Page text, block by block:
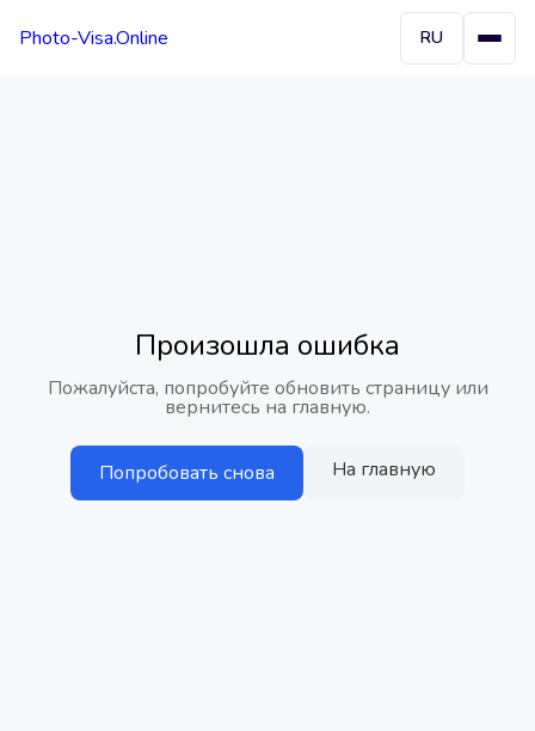
Photo-Visa.Online RU
Произошла ошибка
Пожалуйста, попробуйте обновить страницу или
вернитесь на главную.
Попробовать снова На главную